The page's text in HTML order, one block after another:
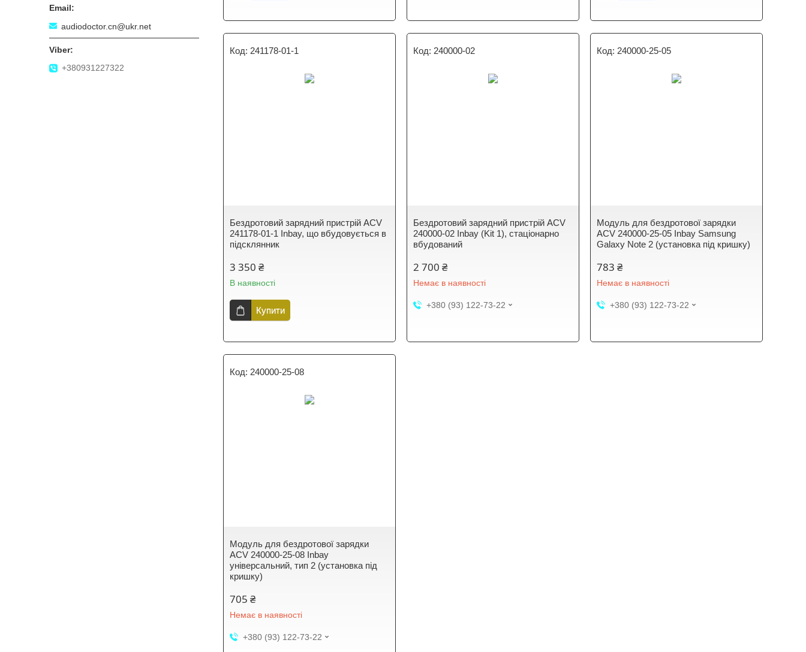
241178-01-1
Бездротовий зарядний пристрій ACV
241178-01-1 Inbay, що вбудовується в
підсклянник
3 350 ₴
В наявності
Купити
240000-02
Бездротовий зарядний пристрій ACV
240000-02 Inbay (Kit 1), стаціонарно
вбудований
2 700 ₴
Немає в наявності
+380 (93) 122-73-22
240000-25-05
Модуль для бездротової зарядки
ACV 240000-25-05 Inbay Samsung
Galaxy Note 2 (установка під кришку)
783 ₴
Немає в наявності
+380 (93) 122-73-22
240000-25-08
Модуль для бездротової зарядки
ACV 240000-25-08 Inbay
універсальний, тип 2 (установка під
кришку)
705 ₴
Немає в наявності
+380 (93) 122-73-22
audiodoctor.cn@ukr.net
+380931227322